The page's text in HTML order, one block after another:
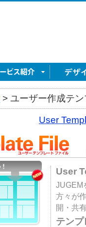
> ユーザー作成テ
User
User
JUGEM
方々が
開・共
テン